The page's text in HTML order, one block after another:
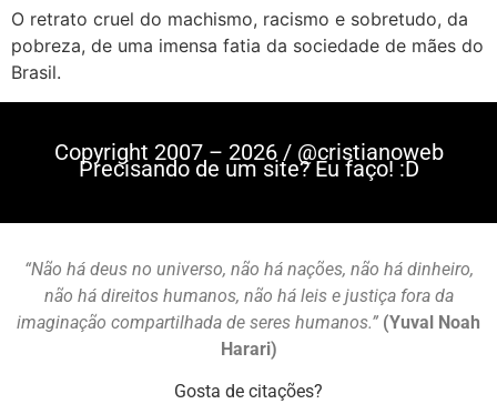
O retrato cruel do machismo, racismo e sobretudo, da
pobreza, de uma imensa fatia da sociedade de mães do
Brasil.
Copyright 2007 – 2026 / @cristianoweb
Precisando de um site? Eu faço! :D
“Não há deus no universo, não há nações, não há dinheiro,
não há direitos humanos, não há leis e justiça fora da
imaginação compartilhada de seres humanos.” (Yuval Noah
Harari)
Gosta de citações?